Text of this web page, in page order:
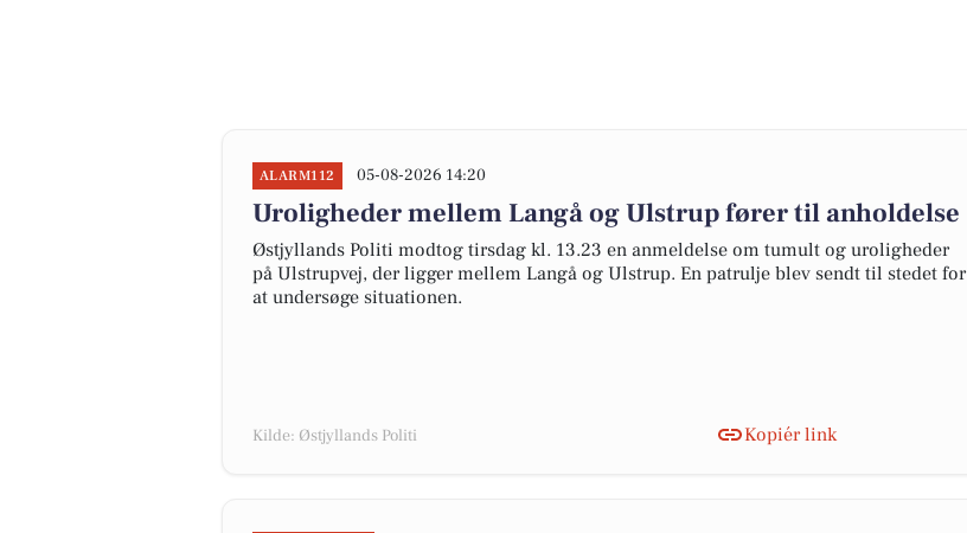
ALARM112 05-08-2026 14:20
Uroligheder mellem Langå og Ulstrup fører til anholdelse
Østjyllands Politi modtog tirsdag kl. 13.23 en anmeldelse om tumult og uroligheder
på Ulstrupvej, der ligger mellem Langå og Ulstrup. En patrulje blev sendt til stedet for
at undersøge situationen.
Kilde: Østjyllands Politi Kopiér link